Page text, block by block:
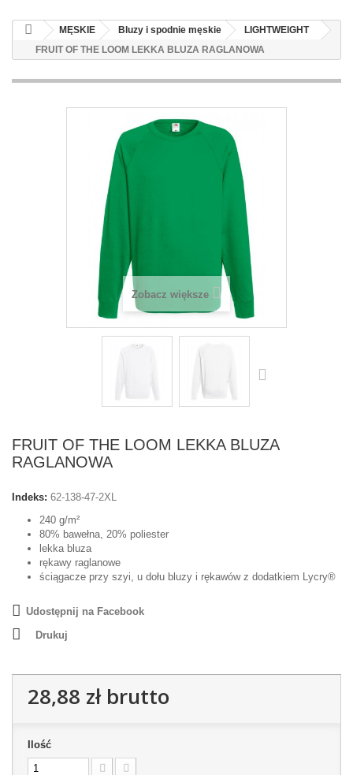
MĘSKIE Bluzy i spodnie męskie
LIGHTWEIGHT
FRUIT OF THE LOOM LEKKA BLUZA RAGLANOWA
Zobacz większe
FRUIT OF THE LOOM LEKKA BLUZA
RAGLANOWA
Indeks: 62-138-47-2XL
240 g/m²
80% bawełna, 20% poliester
lekka bluza
rękawy raglanowe
ściągacze przy szyi, u dołu bluzy i rękawów z dodatkiem Lycry®
Udostępnij na Facebook
Drukuj
28,88 złbrutto
Ilość